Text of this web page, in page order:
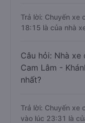
Trả lời: Chuyến xe
18:15 là của nhà
Câu hỏi: Nhà
Cam Lâm -
nhất?
Trả lời: Chuyến xe
vào lúc 23:31 là